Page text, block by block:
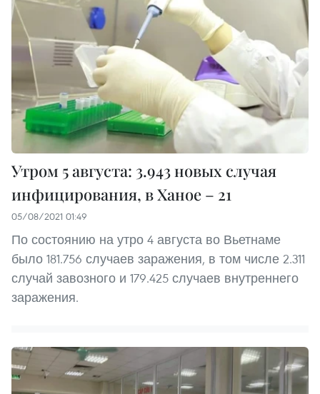
Утром 5 августа: 3.943 новых случая
инфицирования, в Ханое – 21
05/08/2021 01:49
По состоянию на утро 4 августа во Вьетнаме
было 181.756 случаев заражения, в том числе 2.311
случай завозного и 179.425 случаев внутреннего
заражения.